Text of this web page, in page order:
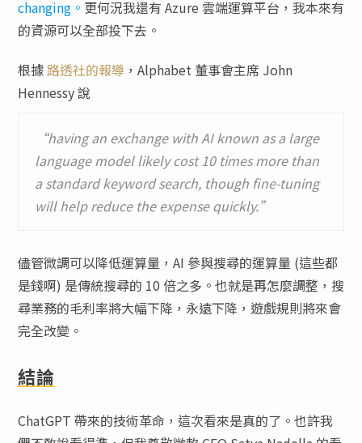
changing。 更何況我還有 Azure 雲端運算平台，我本來有
的資源可以全部投下去。
根據路透社的報導 ，Alphabet 董事會主席 John
Hennessy 說
“having an exchange with AI known as a large
language model likely cost 10 times more than
a standard keyword search, though fine-tuning
will help reduce the expense quickly.”
儘管微調可以降低運算量，AI 參與搜尋的運算量 (這些都
是錢啊) 是傳統搜尋的 10 倍之多。也就是再怎麼調整，搜
尋業務的毛利率將大幅下降，永遠下降，遊戲規則將來會
完全改變。
結論
ChatGPT 帶來的技術革命，這次看來是真的了。也許我